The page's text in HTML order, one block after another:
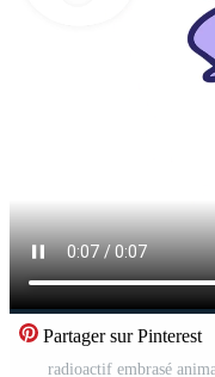
Partager sur Pinterest